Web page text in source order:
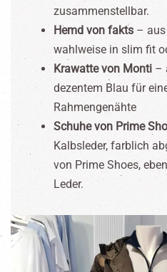
zusammenstellbar.
Hemd von fakts –
wahlweise in slim fit
Krawatte von Monti –
dezentem Blau für
Rahmengenähte
Schuhe von Prime
Kalbsleder, farblich
von Prime Shoes,
Leder.